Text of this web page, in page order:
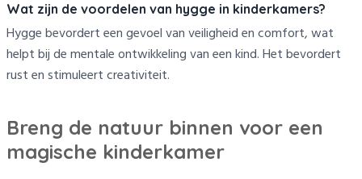
Wat zijn de voordelen van hygge in kinderkamers?
Hygge bevordert een gevoel van veiligheid en comfort, wat
helpt bij de mentale ontwikkeling van een kind. Het bevordert
rust en stimuleert creativiteit.
Breng de natuur binnen voor een
magische kinderkamer